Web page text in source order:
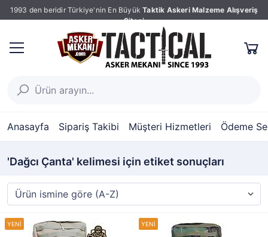
1993 den beridir Türkiye'nin En Büyük Taktik Askeri Malzeme Alışveriş
Sitesi
Anasayfa Sipariş Takibi Müşteri Hizmetleri Ödeme
'Dağcı Çanta' kelimesi için etiket sonuçları